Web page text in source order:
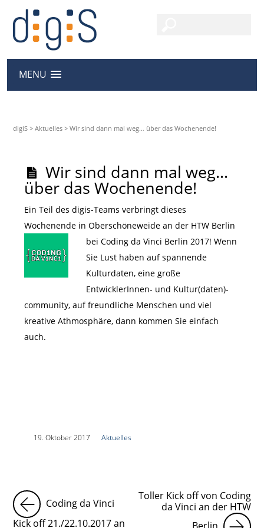
MENU
digiS >Aktuelles >Wir sind dann mal weg… über das Wochenende!
Wir sind dann mal weg…
über das Wochenende!
Ein Teil des digis-Teams verbringt dieses
Wochenende in Oberschöneweide an der HTW Berlin
bei Coding da Vinci Berlin 2017! Wenn
Sie Lust haben auf spannende
Kulturdaten, eine große
EntwicklerInnen- und Kultur(daten)-
community, auf freundliche Menschen und viel
kreative Athmosphäre, dann kommen Sie einfach
auch.
19. Oktober 2017 Aktuelles
Coding da Vinci
Kick off 21./22.10.2017 an
Toller Kick off von Coding
da Vinci an der HTW